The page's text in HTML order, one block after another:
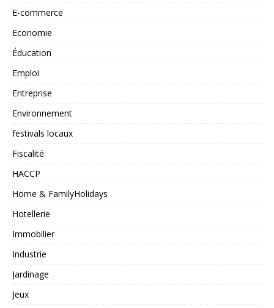
E-commerce
Economie
Éducation
Emploi
Entreprise
Environnement
festivals locaux
Fiscalité
HACCP
Home & FamilyHolidays
Hotellerie
Immobilier
Industrie
Jardinage
Jeux